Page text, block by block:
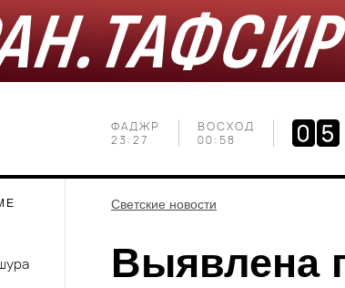
ФАДЖР
23:27
ВОСХОД
00:58
Светские новости
Выявлена